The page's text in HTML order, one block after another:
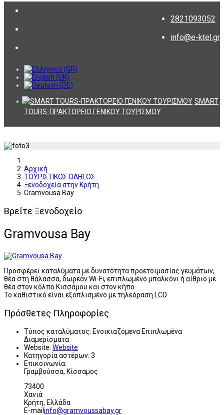
2821093052
info@e-ktel.gr
SMART
TOURS-ΠΡΑΚΤΟΡΕΙΟ ΓΕΝΙΚΟΥ ΤΟΥΡΙΣΜΟΥ
Αρχική
ΤΟΥΡΙΣΤΙΚΟΣ ΟΔΗΓΟΣ
Ξενοδοχεία στην Κρήτη
Gramvousa Bay
Βρείτε Ξενοδοχείο
Gramvousa Bay
Προσφέρει καταλύματα με δυνατότητα προετοιμασίας γευμάτων,
θέα στη θάλασσα, δωρεάν Wi-Fi, επιπλωμένο μπαλκόνι ή αίθριο με
θέα στον κόλπο Κισσάμου και στον κήπο.
Το καθιστικό είναι εξοπλισμένο με τηλεόραση LCD.
Πρόσθετες Πληροφορίες
Τύπος καταλύματος: Ενοικιαζόμενα Επιπλωμένα
Διαμερίσματα
Website: Website
Κατηγορία αστέρων: 3
Επικοινωνία:
Γραμβούσσα, Κίσσαμος
73400
Χανιά
Κρήτη, Ελλάδα
E-mailinfo@gramvoussabay.gr